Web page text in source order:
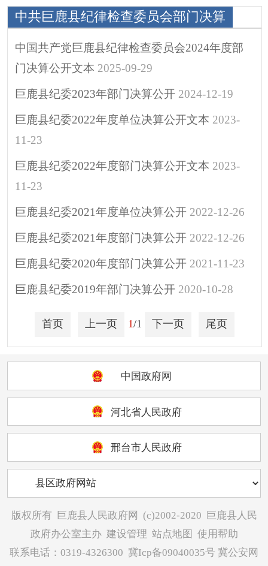
行政执法公示
栏
预算/决算
行政事业性收费
政协委员提案
决策预公开
政府公报
助企纾困
中共巨鹿县纪律检查委员会部门决算
中国共产党巨鹿县纪律检查委员会2024年度部
门决算公开文本 2025-09-29
巨鹿县纪委2023年部门决算公开 2024-12-19
巨鹿县纪委2022年度单位决算公开文本 2023-
11-23
巨鹿县纪委2022年度部门决算公开文本 2023-
11-23
巨鹿县纪委2021年度单位决算公开 2022-12-26
巨鹿县纪委2021年度部门决算公开 2022-12-26
巨鹿县纪委2020年度部门决算公开 2021-11-23
巨鹿县纪委2019年部门决算公开 2020-10-28
首页 上一页 1/1 下一页 尾页
中国政府网
河北省人民政府
邢台市人民政府
版权所有 巨鹿县人民政府网 (c)2002-2020
巨鹿县人民
政府办公室主办 建设管理 站点地图 使用帮助
联系电话：0319-4326300 冀Icp备09040035号 冀公安网